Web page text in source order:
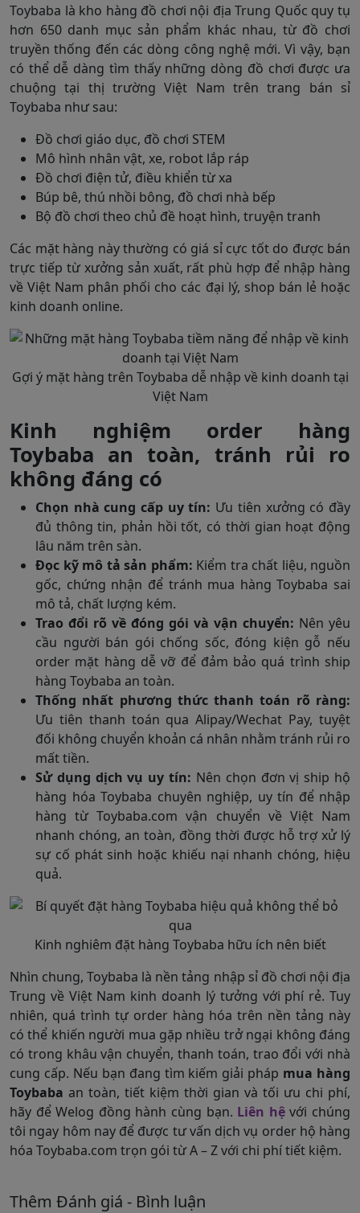
Toybaba là kho hàng đồ chơi nội địa Trung Quốc quy tụ
hơn 650 danh mục sản phẩm khác nhau, từ đồ chơi
truyền thống đến các dòng công nghệ mới. Vì vậy, bạn
có thể dễ dàng tìm thấy những dòng đồ chơi được ưa
chuộng tại thị trường Việt Nam trên trang bán sỉ
Toybaba như sau:
Đồ chơi giáo dục, đồ chơi STEM
Mô hình nhân vật, xe, robot lắp ráp
Đồ chơi điện tử, điều khiển từ xa
Búp bê, thú nhồi bông, đồ chơi nhà bếp
Bộ đồ chơi theo chủ đề hoạt hình, truyện tranh
Các mặt hàng này thường có giá sỉ cực tốt do được bán
trực tiếp từ xưởng sản xuất, rất phù hợp để nhập hàng
về Việt Nam phân phối cho các đại lý, shop bán lẻ hoặc
kinh doanh online.
Gợi ý mặt hàng trên Toybaba dễ nhập về kinh doanh tại
Việt Nam
Kinh nghiệm order hàng
Toybaba an toàn, tránh rủi ro
không đáng có
Chọn nhà cung cấp uy tín: Ưu tiên xưởng có đầy
đủ thông tin, phản hồi tốt, có thời gian hoạt động
lâu năm trên sàn.
Đọc kỹ mô tả sản phẩm: Kiểm tra chất liệu, nguồn
gốc, chứng nhận để tránh mua hàng Toybaba sai
mô tả, chất lượng kém.
Trao đổi rõ về đóng gói và vận chuyển: Nên yêu
cầu người bán gói chống sốc, đóng kiện gỗ nếu
order mặt hàng dễ vỡ để đảm bảo quá trình ship
hàng Toybaba an toàn.
Thống nhất phương thức thanh toán rõ ràng:
Ưu tiên thanh toán qua Alipay/Wechat Pay, tuyệt
đối không chuyển khoản cá nhân nhằm tránh rủi ro
mất tiền.
Sử dụng dịch vụ uy tín: Nên chọn đơn vị ship hộ
hàng hóa Toybaba chuyên nghiệp, uy tín để nhập
hàng từ Toybaba.com vận chuyển về Việt Nam
nhanh chóng, an toàn, đồng thời được hỗ trợ xử lý
sự cố phát sinh hoặc khiếu nại nhanh chóng, hiệu
quả.
Kinh nghiêm đặt hàng Toybaba hữu ích nên biết
Nhìn chung, Toybaba là nền tảng nhập sỉ đồ chơi nội địa
Trung về Việt Nam kinh doanh lý tưởng với phí rẻ. Tuy
nhiên, quá trình tự order hàng hóa trên nền tảng này
có thể khiến người mua gặp nhiều trở ngại không đáng
có trong khâu vận chuyển, thanh toán, trao đổi với nhà
cung cấp. Nếu bạn đang tìm kiếm giải pháp mua hàng
Toybaba an toàn, tiết kiệm thời gian và tối ưu chi phí,
hãy để Welog đồng hành cùng bạn. Liên hệvới chúng
tôi ngay hôm nay để được tư vấn dịch vụ order hộ hàng
hóa Toybaba.com trọn gói từ A – Z với chi phí tiết kiệm.
Thêm Đánh giá - Bình luận